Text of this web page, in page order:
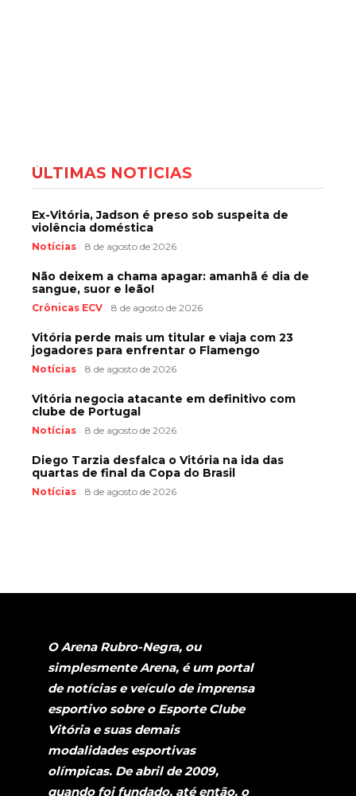
ÚLTIMAS NOTÍCIAS
Ex-Vitória, Jadson é preso sob suspeita de
violência doméstica
Notícias 8 de agosto de 2026
Não deixem a chama apagar: amanhã é dia de
sangue, suor e leão!
Crônicas ECV 8 de agosto de 2026
Vitória perde mais um titular e viaja com 23
jogadores para enfrentar o Flamengo
Notícias 8 de agosto de 2026
Vitória negocia atacante em definitivo com
clube de Portugal
Notícias 8 de agosto de 2026
Diego Tarzia desfalca o Vitória na ida das
quartas de final da Copa do Brasil
Notícias 8 de agosto de 2026
O Arena Rubro-Negra, ou
simplesmente Arena, é um portal
de notícias e veículo de imprensa
esportivo sobre o Esporte Clube
Vitória e suas demais
modalidades esportivas
olímpicas. De abril de 2009,
quando foi fundado, até então, o